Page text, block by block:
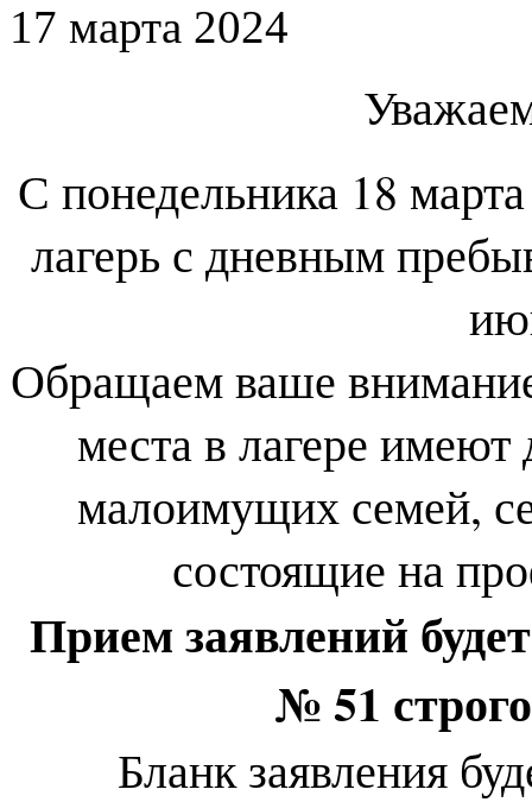
17 марта 2024
С понедельника 18
лагерь с дневным
Обращаем ваше
места в лагере
малоимущих семей,
состоящие на
Прием заявлений
№ 51
Бланк заявления